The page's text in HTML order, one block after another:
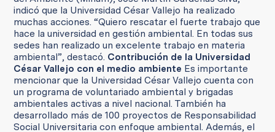
indicó que la Universidad César Vallejo ha realizado
muchas acciones. “Quiero rescatar el fuerte trabajo que
hace la universidad en gestión ambiental. En todas sus
sedes han realizado un excelente trabajo en materia
ambiental”, destacó. Contribución de la Universidad
César Vallejo con el medio ambiente Es importante
mencionar que la Universidad César Vallejo cuenta con
un programa de voluntariado ambiental y brigadas
ambientales activas a nivel nacional. También ha
desarrollado más de 100 proyectos de Responsabilidad
Social Universitaria con enfoque ambiental. Además, el